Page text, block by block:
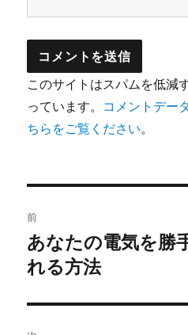
このサイトはスパムを低
っています。 コメントデー
ちらをご覧ください。
稿
ナ
ビ
前
前
の
稿:
あなたの電気を勝
れる方法